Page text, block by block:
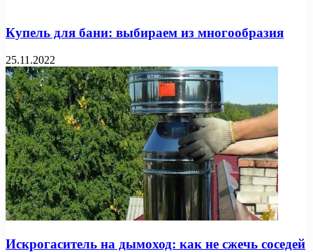
Купель для бани: выбираем из многообразия
25.11.2022
Искрогаситель на дымоход: как не сжечь соседей